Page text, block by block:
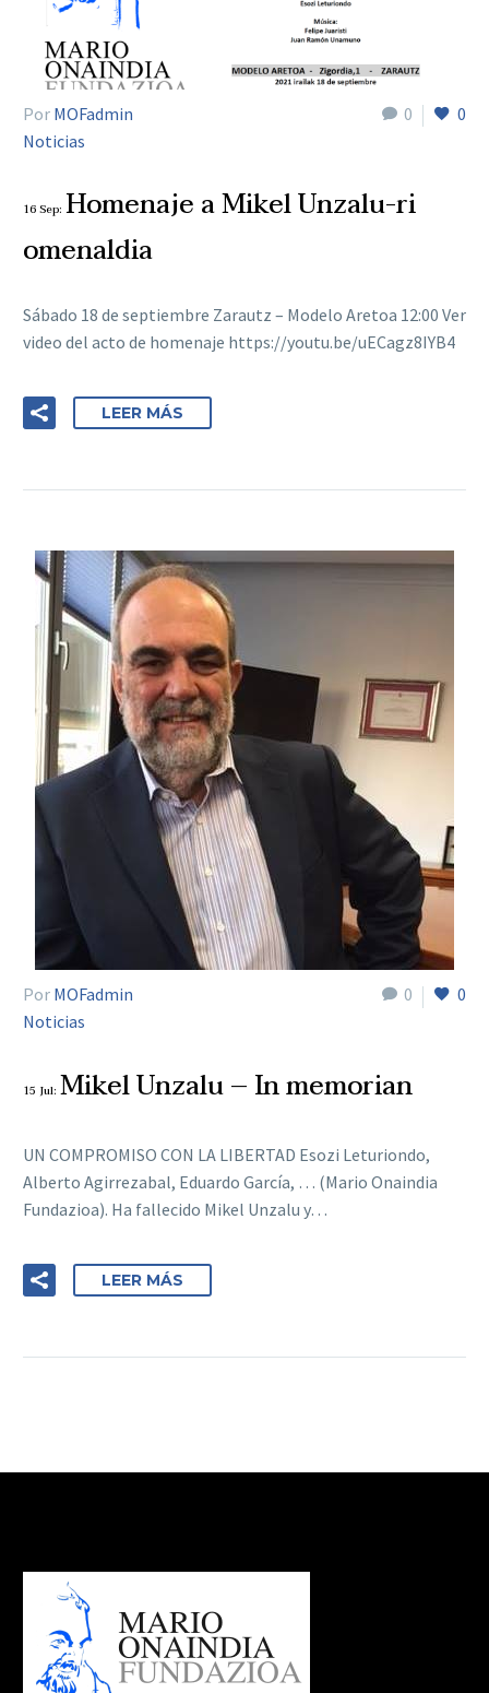
0 0
Por MOFadmin
Noticias
16 Sep: Homenaje a Mikel Unzalu-ri
omenaldia
Sábado 18 de septiembre Zarautz – Modelo Aretoa 12:00 Ver
video del acto de homenaje https://youtu.be/uECagz8IYB4
LEER MÁS
0 0
Por MOFadmin
Noticias
15 Jul: Mikel Unzalu – In memorian
UN COMPROMISO CON LA LIBERTAD Esozi Leturiondo,
Alberto Agirrezabal, Eduardo García, … (Mario Onaindia
Fundazioa). Ha fallecido Mikel Unzalu y…
LEER MÁS